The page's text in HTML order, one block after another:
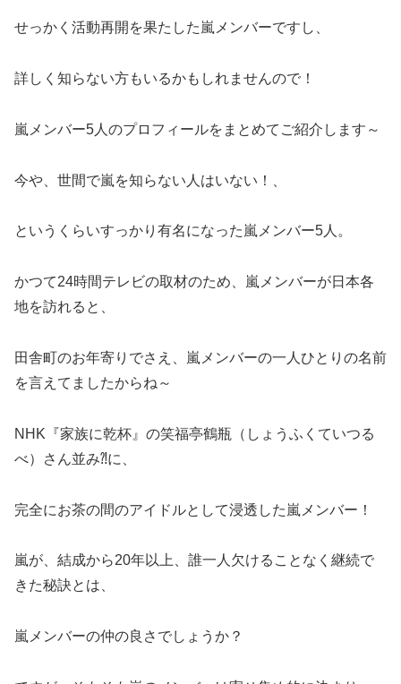
せっかく活動再開を果たした嵐メンバーですし、
詳しく知らない方もいるかもしれませんので！
嵐メンバー5人のプロフィールをまとめてご紹介します～
今や、世間で嵐を知らない人はいない！、
というくらいすっかり有名になった嵐メンバー5人。
かつて24時間テレビの取材のため、嵐メンバーが日本各
地を訪れると、
田舎町のお年寄りでさえ、嵐メンバーの一人ひとりの名前
を言えてましたからね～
NHK『家族に乾杯』の笑福亭鶴瓶（しょうふくていつる
べ）さん並み⁈に、
完全にお茶の間のアイドルとして浸透した嵐メンバー！
嵐が、結成から20年以上、誰一人欠けることなく継続で
きた秘訣とは、
嵐メンバーの仲の良さでしょうか？